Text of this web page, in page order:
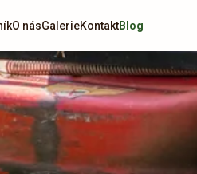
O násGalerieKontaktBlog